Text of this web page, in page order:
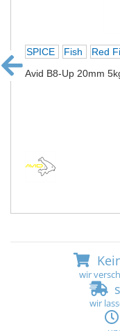
SPICE Fish Red
Avid B8-Up 20mm
wir
wir